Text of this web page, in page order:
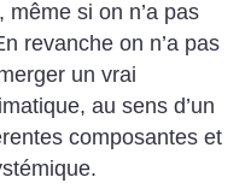
si on n’a pas
revanche on n’a pas
un vrai
au sens d’un
composantes et